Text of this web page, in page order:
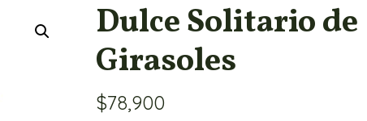
Dulce Solitario de
Girasoles
$78,900